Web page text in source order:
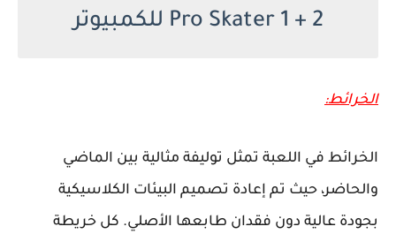
Pro Skater 1 + 2 للكمبيوتر
الخرائط:
الخرائط في اللعبة تمثل توليفة مثالية بين الماضي
والحاضر، حيث تم إعادة تصميم البيئات الكلاسيكية
بجودة عالية دون فقدان طابعها الأصلي. كل خريطة